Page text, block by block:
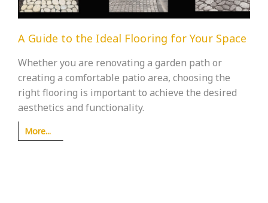
A Guide to the Ideal Flooring for Your Space
Whether you are renovating a garden path or
creating a comfortable patio area, choosing the
right flooring is important to achieve the desired
aesthetics and functionality.
More...